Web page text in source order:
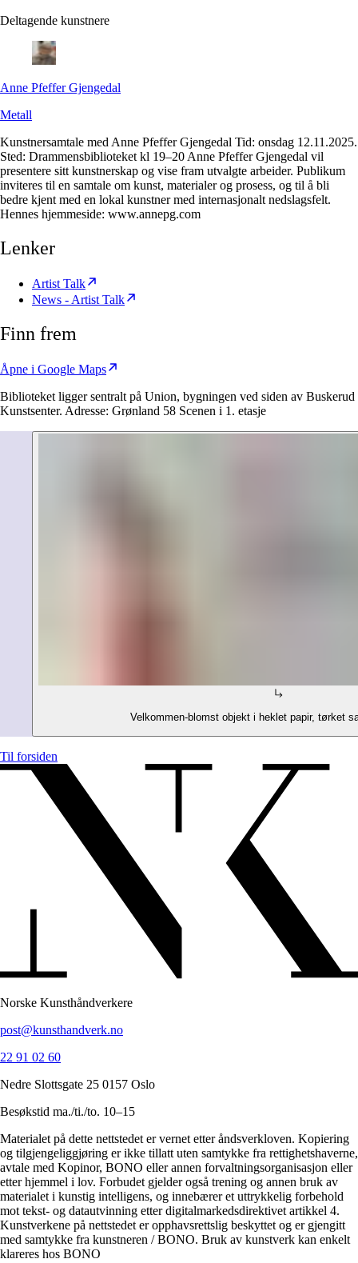
Deltagende kunstnere
Anne Pfeffer Gjengedal
Metall
Kunstnersamtale med Anne Pfeffer Gjengedal Tid: onsdag 12.11.2025.
Sted: Drammensbiblioteket kl 19–20 Anne Pfeffer Gjengedal vil
presentere sitt kunstnerskap og vise fram utvalgte arbeider. Publikum
inviteres til en samtale om kunst, materialer og prosess, og til å bli
bedre kjent med en lokal kunstner med internasjonalt nedslagsfelt.
Hennes hjemmeside: www.annepg.com
Lenker
Artist Talk
News - Artist Talk
Finn frem
Åpne i Google Maps
Biblioteket ligger sentralt på Union, bygningen ved siden av Buskerud
Kunstsenter. Adresse: Grønland 58 Scenen i 1. etasje
Velkommen-blomst objekt i heklet papir,
Til forsiden
Norske Kunsthåndverkere
post@kunsthandverk.no
22 91 02 60
Nedre Slottsgate 25 0157 Oslo
Besøkstid ma./ti./to. 10–15
Materialet på dette nettstedet er vernet etter åndsverkloven. Kopiering
og tilgjengeliggjøring er ikke tillatt uten samtykke fra rettighetshaverne,
avtale med Kopinor, BONO eller annen forvaltningsorganisasjon eller
etter hjemmel i lov. Forbudet gjelder også trening og annen bruk av
materialet i kunstig intelligens, og innebærer et uttrykkelig forbehold
mot tekst- og datautvinning etter digitalmarkedsdirektivet artikkel 4.
Kunstverkene på nettstedet er opphavsrettslig beskyttet og er gjengitt
med samtykke fra kunstneren / BONO. Bruk av kunstverk kan enkelt
klareres hos BONO